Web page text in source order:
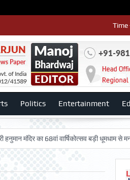
Time
Politics Entertainment
का 68वां वार्षिकोत्सव बड़ी धूमधाम से मनाया गया-:डॉ.